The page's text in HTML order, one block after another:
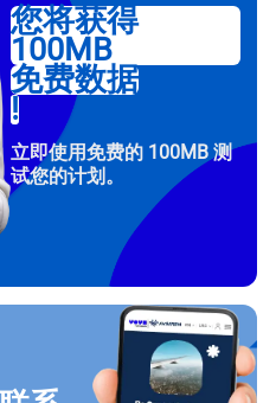
您将获得
100MB
免费数据
!
立即使用免费的 100MB 测
试您的计划。